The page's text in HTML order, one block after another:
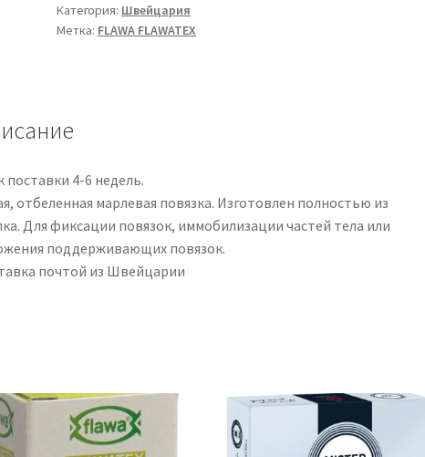
4cmx10m
unelastisch
Категория: Швейцария
Метка: FLAWA FLAWATEX
поставки 4-6 недель.
отбеленная марлевая повязка. Изготовлен полностью из
Для фиксации повязок, иммобилизации частей тела или
поддерживающих повязок.
почтой из Швейцарии